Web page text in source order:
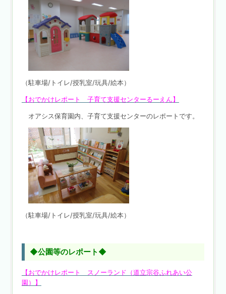
（駐車場/トイレ/授乳室/玩具/絵本）
【おでかけレポート 子育て支援センターるーえん】
オアシス保育園内、子育て支援センターのレポートです。
（駐車場/トイレ/授乳室/玩具/絵本）
◆公園等のレポート◆
【おでかけレポート スノーランド（道立宗谷ふれあい公
園）】